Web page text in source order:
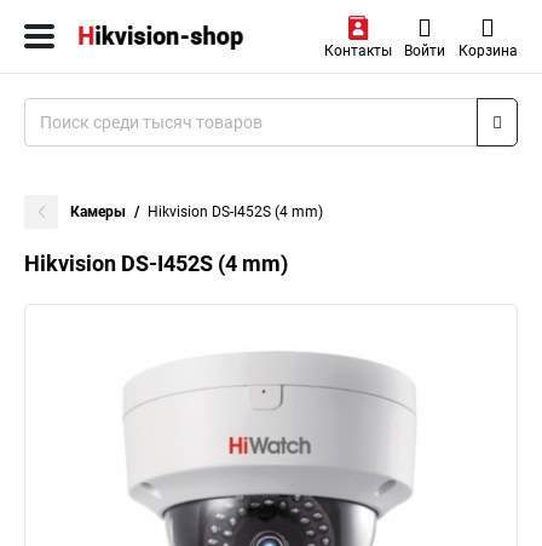
Контакты Войти Корзина
Камеры Hikvision DS-I452S (4 mm)
Hikvision DS-I452S (4 mm)